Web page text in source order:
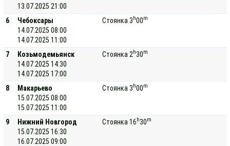
13.07.2025 21:00
6
Чебоксары
14.07.2025 08:00
14.07.2025 11:00
Стоянка 3 h00m
7
Козьмодемьянск
14.07.2025 14:30
14.07.2025 17:00
Стоянка 2 h30m
8
Макарьево
15.07.2025 08:00
15.07.2025 11:00
Стоянка 3 h00m
9
Нижний Новгород
15.07.2025 16:30
16.07.2025 09:00
Стоянка 16 h30m